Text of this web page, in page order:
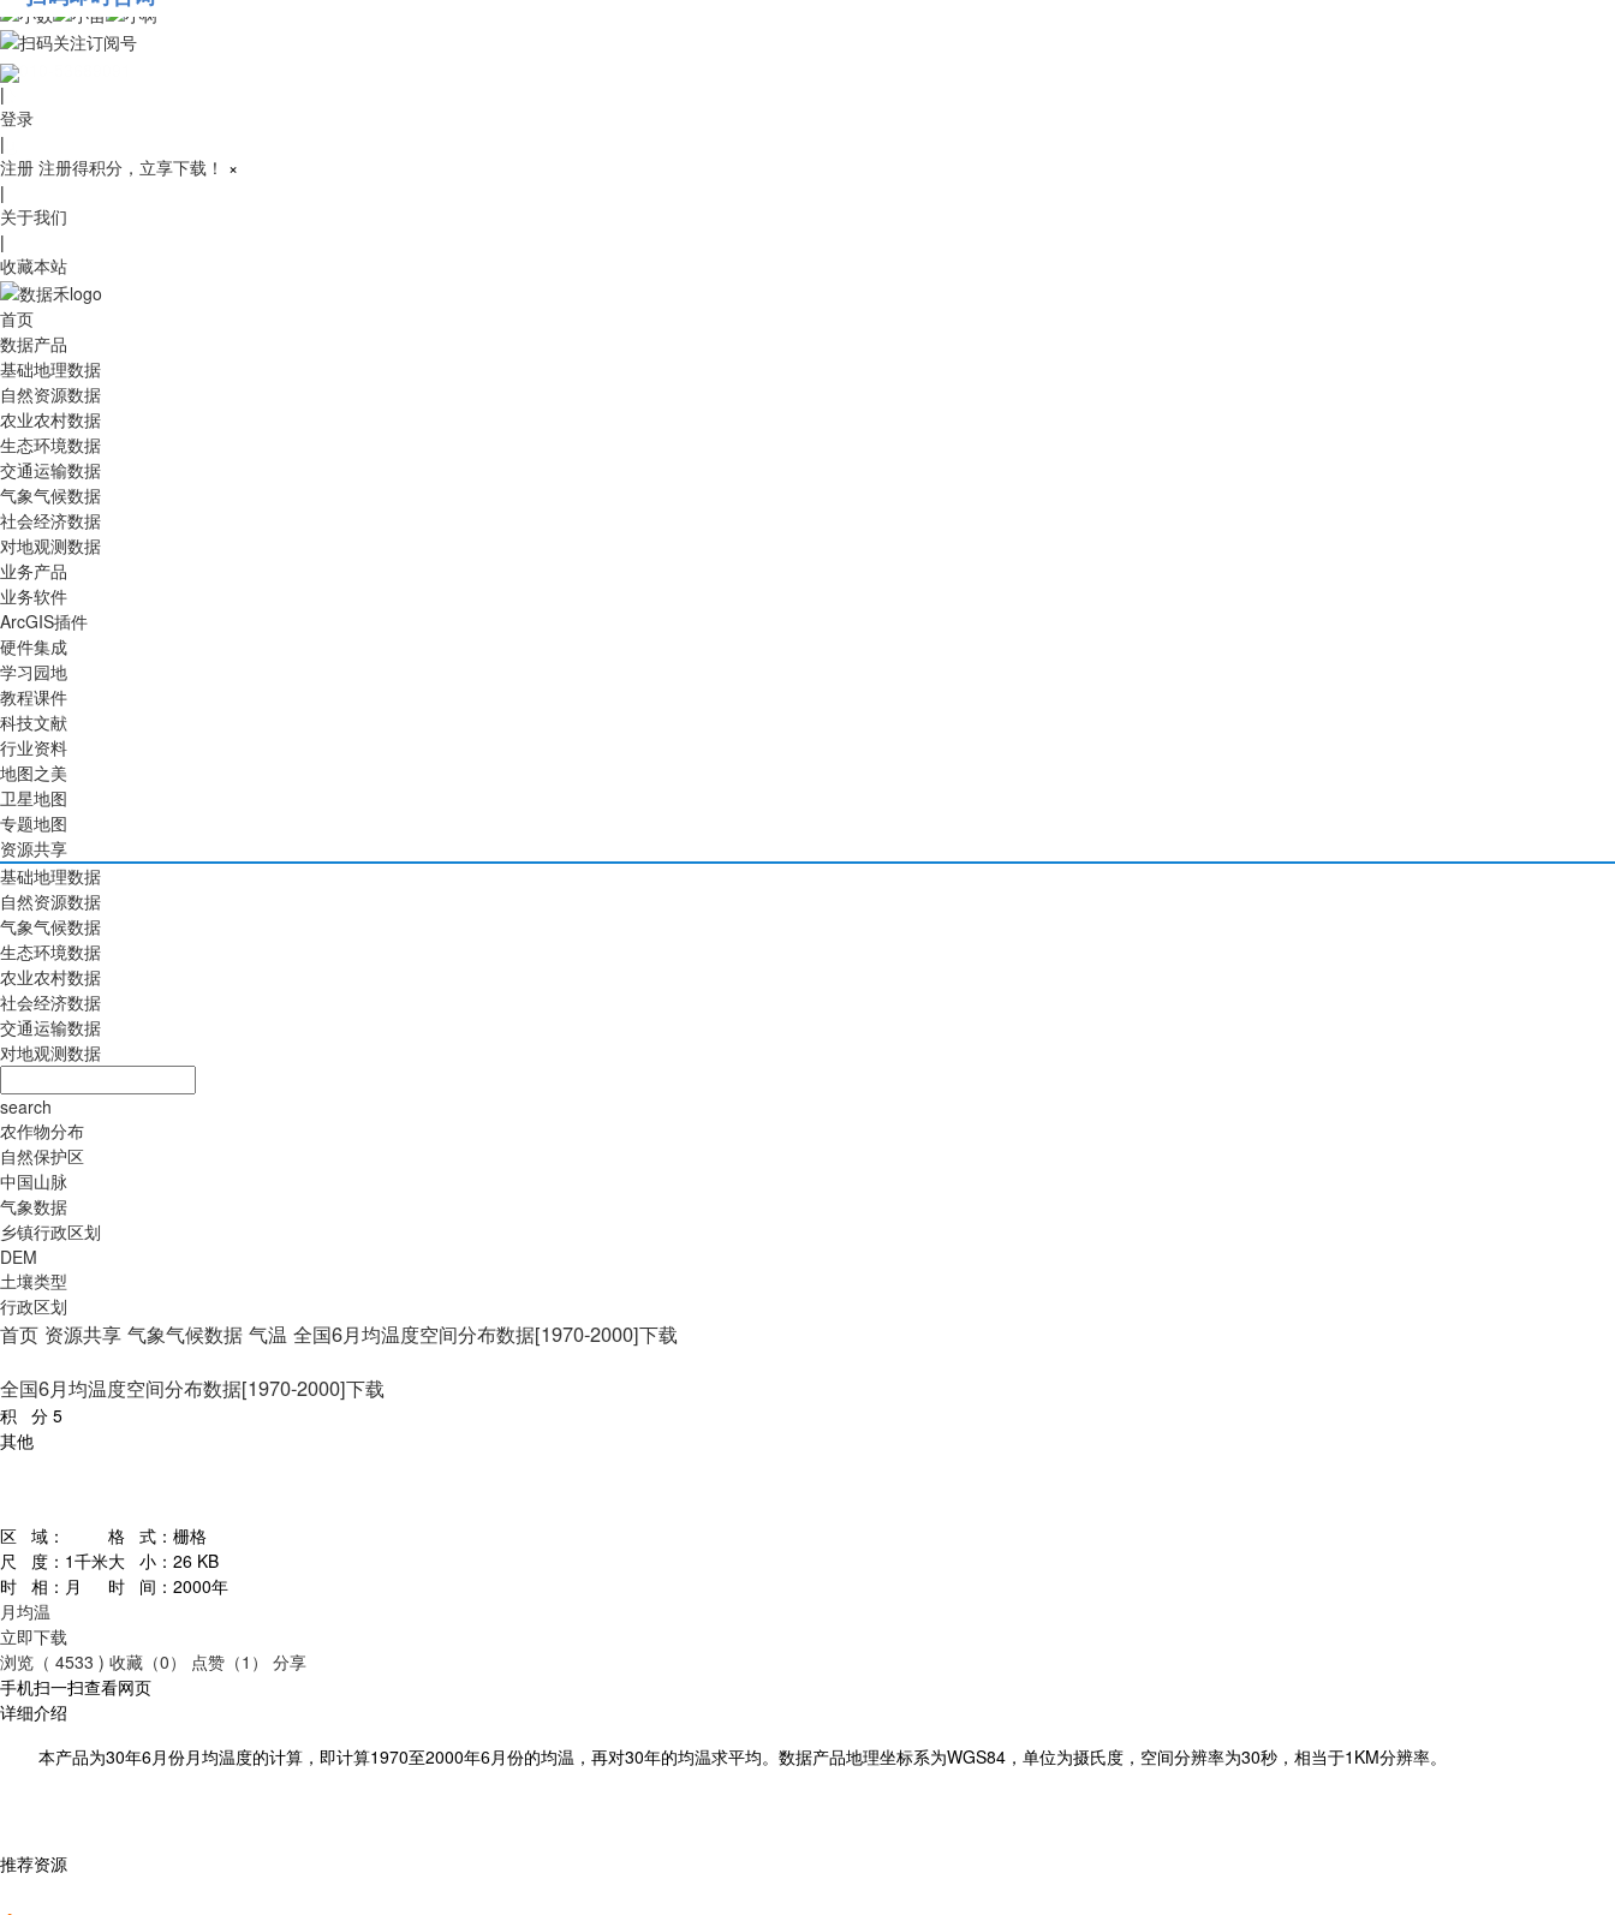
010-53689091
|
登录
|
注册 注册得积分，立享下载！ ×
|
关于我们
|
收藏本站
首页
数据产品
基础地理数据
自然资源数据
农业农村数据
生态环境数据
交通运输数据
气象气候数据
社会经济数据
对地观测数据
业务产品
业务软件
ArcGIS插件
硬件集成
学习园地
教程课件
科技文献
行业资料
地图之美
卫星地图
专题地图
资源共享
基础地理数据
自然资源数据
气象气候数据
生态环境数据
农业农村数据
社会经济数据
交通运输数据
对地观测数据
search
农作物分布
自然保护区
中国山脉
气象数据
乡镇行政区划
DEM
土壤类型
行政区划
首页 资源共享 气象气候数据 气温 全国6月均温度空间分布数据[1970-2000]下载
全国6月均温度空间分布数据[1970-2000]下载
积 分 5
其他
区 域： 格 式： 栅格
尺 度： 1千米大 小： 26 KB
时 相： 月 时 间： 2000年
月均温
立即下载
浏览（ 4533 ) 收藏（0） 点赞（1）
分享
手机扫一扫查看网页
详细介绍
本产品为30年6月份月均温度的计算，即计算1970至2000年6月份的均温，再对30年的均温求平均。数据产品地理坐标系为WGS84 ，单位为摄氏度，空间分辨率为30秒，相当于1KM分辨率。
推荐资源